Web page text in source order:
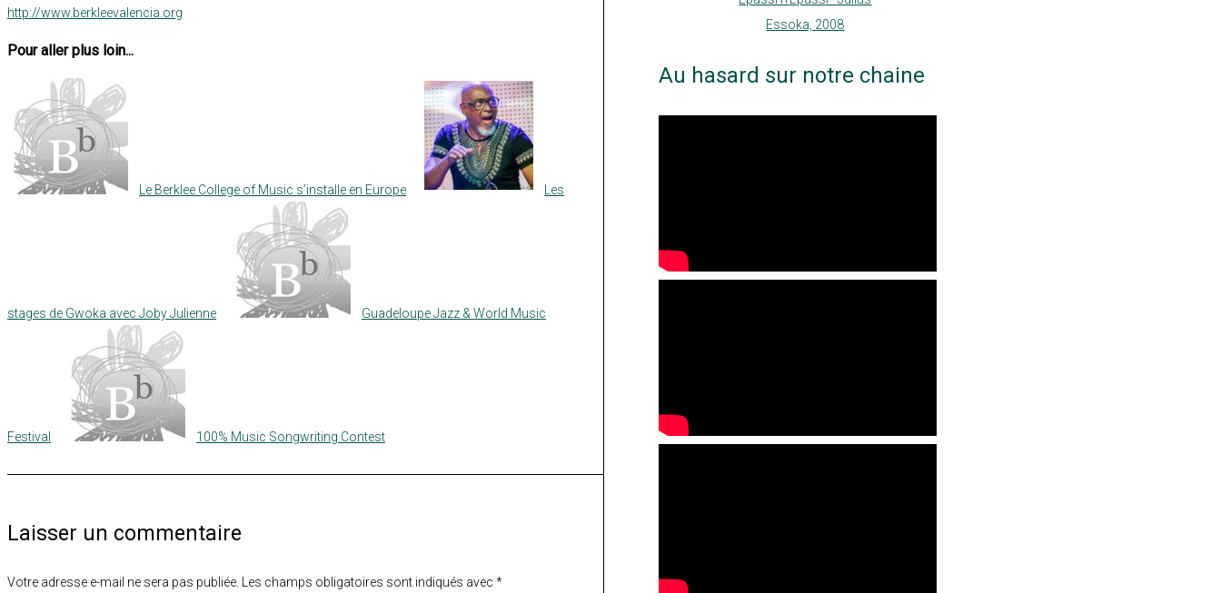
http://www.berkleevalencia.org
Pour aller plus loin...
Le Berklee College of Music s’installe en Europe Les
stages de Gwoka avec Joby Julienne Guadeloupe Jazz & World Music
Festival 100% Music Songwriting Contest
Laisser un commentaire
Votre adresse e-mail ne sera pas publiée. Les champs obligatoires sont indiqués avec *
Essoka, 2008
Au hasard sur notre chaine